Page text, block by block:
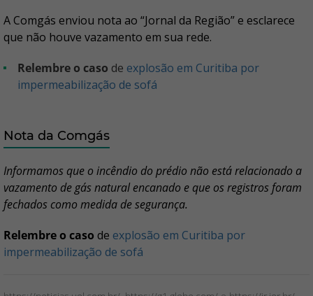
A Comgás enviou nota ao “Jornal da Região” e esclarece
que não houve vazamento em sua rede.
Relembre o caso de explosão em Curitiba por
impermeabilização de sofá
Nota da Comgás
Informamos que o incêndio do prédio não está relacionado a
vazamento de gás natural encanado e que os registros foram
fechados como medida de segurança.
Relembre o caso de explosão em Curitiba por
impermeabilização de sofá